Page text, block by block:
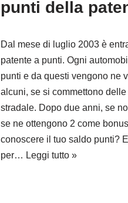
punti della
Dal mese di luglio 2003 è
patente a punti. Ogni
punti e da questi vengono ne
alcuni, se si commettono
stradale. Dopo due anni, se
se ne ottengono 2 come
conoscere il tuo saldo punti?
per… Leggi tutto »